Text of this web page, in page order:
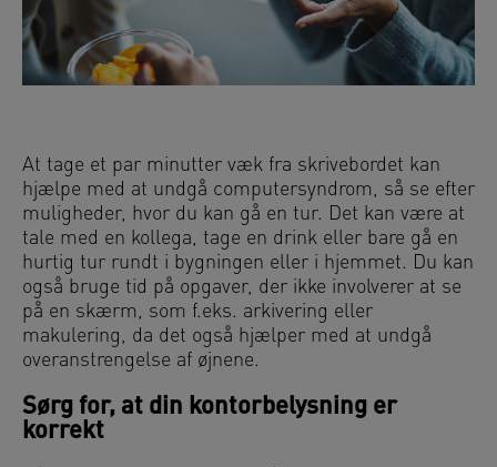
At tage et par minutter væk fra skrivebordet kan
hjælpe med at undgå computersyndrom, så se efter
muligheder, hvor du kan gå en tur. Det kan være at
tale med en kollega, tage en drink eller bare gå en
hurtig tur rundt i bygningen eller i hjemmet. Du kan
også bruge tid på opgaver, der ikke involverer at se
på en skærm, som f.eks. arkivering eller
makulering, da det også hjælper med at undgå
overanstrengelse af øjnene.
Sørg for, at din kontorbelysning er
korrekt